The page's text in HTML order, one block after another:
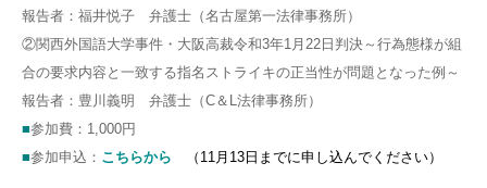
報告者：福井悦子 弁護士（名古屋第一法律事務所）
②関西外国語大学事件・大阪高裁令和3年1月22日判決～行為態様が組
合の要求内容と一致する指名ストライキの正当性が問題となった例～
報告者：豊川義明 弁護士（C＆L法律事務所）
■参加費：1,000円
■参加申込： こちらから （11月13日までに申し込んでください）